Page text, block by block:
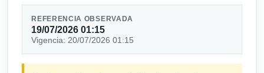
REFERENCIA OBSERVADA
19/07/2026 01:15
Vigencia: 20/07/2026 01:15